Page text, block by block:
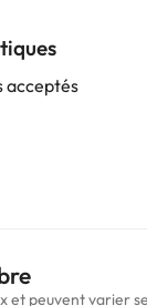
acceptés
et peuvent varier